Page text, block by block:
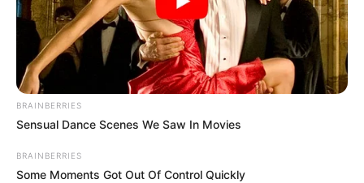
BRAINBERRIES
Sensual Dance Scenes We Saw In Movies
BRAINBERRIES
Some Moments Got Out Of Control Quickly